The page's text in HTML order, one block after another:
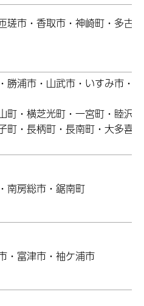
瑳市・香取市・神崎町・多古
勝浦市・山武市・いすみ市・大
町・横芝光町・一宮町・睦沢
町・長柄町・長南町・大多喜
南房総市・鋸南町
・富津市・袖ケ浦市